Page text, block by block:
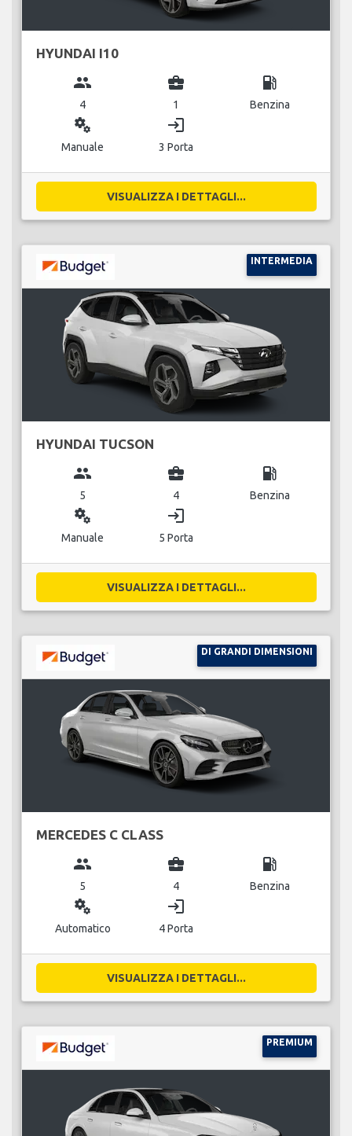
HYUNDAI I10
group
4
business_center
1
local_gas_station
Benzina
miscellaneous_services
Manuale
login
3 Porta
VISUALIZZA I DETTAGLI...
INTERMEDIA
HYUNDAI TUCSON
group
5
business_center
4
local_gas_station
Benzina
miscellaneous_services
Manuale
login
5 Porta
VISUALIZZA I DETTAGLI...
DI GRANDI DIMENSIONI
MERCEDES C CLASS
group
5
business_center
4
local_gas_station
Benzina
miscellaneous_services
Automatico
login
4 Porta
VISUALIZZA I DETTAGLI...
PREMIUM